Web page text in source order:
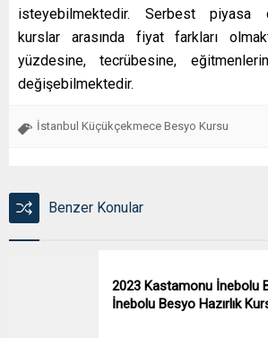
isteyebilmektedir. Serbest piyasa
kurslar arasında fiyat farkları
yüzdesine, tecrübesine,
değişebilmektedir.
İstanbul Küçükçekmece Besyo Kursu
Benzer Konular
2023 Kastamonu İnebolu
İnebolu Besyo Hazırlık